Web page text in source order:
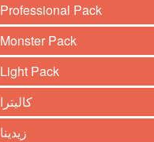
Professional Pack
Monster Pack
Light Pack
كاليترا
زيدينا